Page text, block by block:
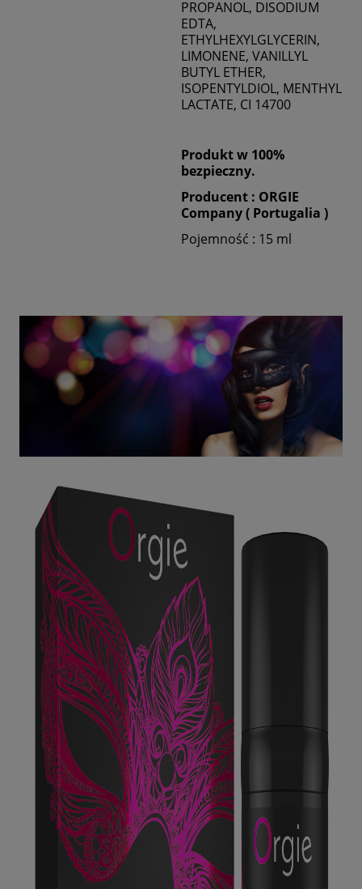
PROPANOL, DISODIUM
EDTA,
ETHYLHEXYLGLYCERIN,
LIMONENE, VANILLYL
BUTYL ETHER,
ISOPENTYLDIOL, MENTHYL
LACTATE, CI 14700
Produkt w 100%
bezpieczny.
Producent : ORGIE
Company ( Portugalia )
Pojemność : 15 ml